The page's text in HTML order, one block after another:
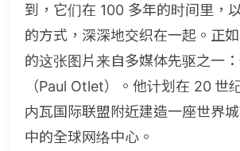
到，它们在 100 多年的时间里，
的方式，深深地交织在一起。正
的这张图片来自多媒体先驱之一
（Paul Otlet）。他计划在 20 世
内瓦国际联盟附近建造一座世界
中的全球网络中心。